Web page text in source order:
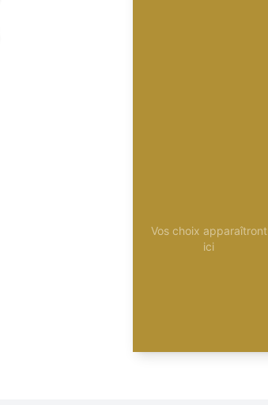
Vos choix apparaîtront
ici